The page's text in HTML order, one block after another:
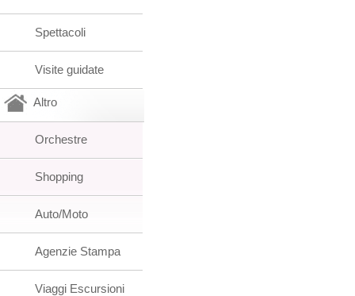
Spettacoli
Visite guidate
Altro
Orchestre
Shopping
Auto/Moto
Agenzie Stampa
Viaggi Escursioni